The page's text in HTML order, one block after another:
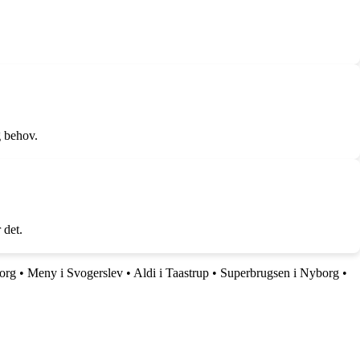
• Meny i Svogerslev • Aldi i Taastrup • Superbrugsen i Nyborg •